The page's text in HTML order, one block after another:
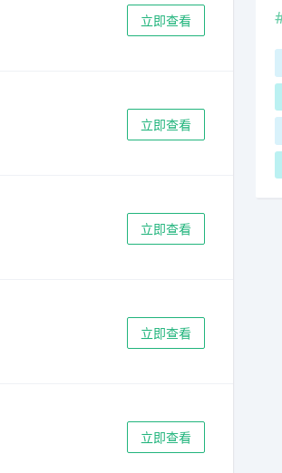
立即查看
立即查看
立即查看
立即查看
立即查看